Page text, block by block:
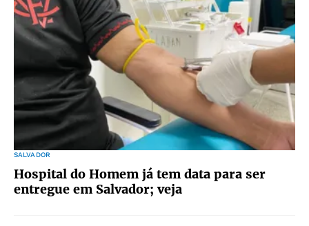
SALVADOR
Hospital do Homem já tem data para ser
entregue em Salvador; veja